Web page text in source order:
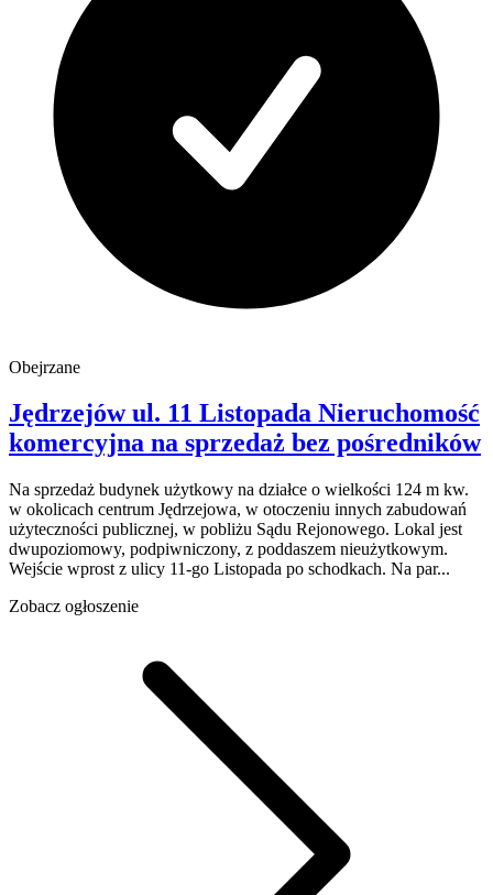
Obejrzane
Jędrzejówul. 11 Listopada Nieruchomość
komercyjna na sprzedaż bez pośredników
Na sprzedaż budynek użytkowy na działce o wielkości 124 m kw.
w okolicach centrum Jędrzejowa, w otoczeniu innych zabudowań
użyteczności publicznej, w pobliżu Sądu Rejonowego. Lokal jest
dwupoziomowy, podpiwniczony, z poddaszem nieużytkowym.
Wejście wprost z ulicy 11-go Listopada po schodkach. Na par...
Zobacz ogłoszenie